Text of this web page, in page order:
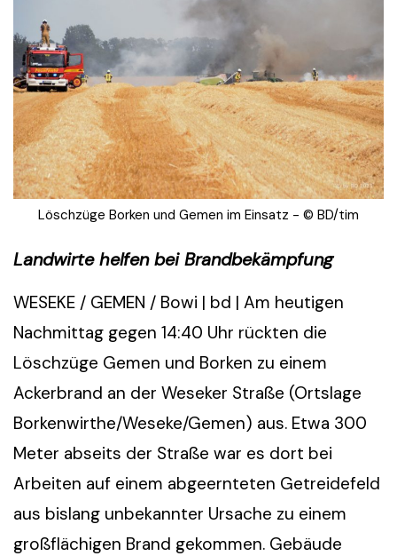
Löschzüge Borken und Gemen im Einsatz - © BD/tim
Landwirte helfen bei Brandbekämpfung
WESEKE / GEMEN / Bowi | bd | Am heutigen
Nachmittag gegen 14:40 Uhr rückten die
Löschzüge Gemen und Borken zu einem
Ackerbrand an der Weseker Straße (Ortslage
Borkenwirthe/Weseke/Gemen) aus. Etwa 300
Meter abseits der Straße war es dort bei
Arbeiten auf einem abgeernteten Getreidefeld
aus bislang unbekannter Ursache zu einem
großflächigen Brand gekommen. Gebäude